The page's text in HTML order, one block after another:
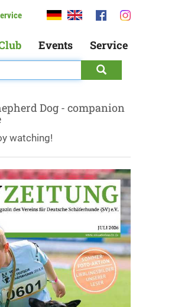
Events Service
Dog - companion
watching!